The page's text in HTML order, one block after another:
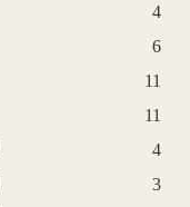
4
6
11
11
4
3